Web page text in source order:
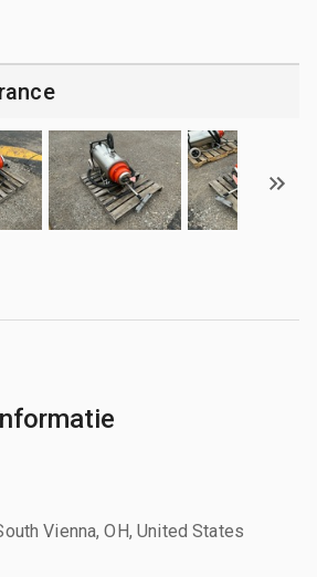
Vienna, OH, United States